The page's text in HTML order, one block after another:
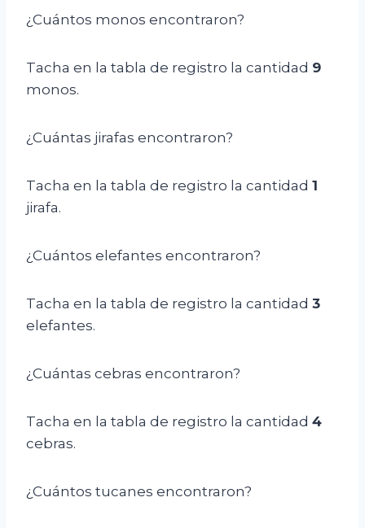
¿Cuántos monos encontraron?
Tacha en la tabla de registro la cantidad 9
monos.
¿Cuántas jirafas encontraron?
Tacha en la tabla de registro la cantidad 1
jirafa.
¿Cuántos elefantes encontraron?
Tacha en la tabla de registro la cantidad 3
elefantes.
¿Cuántas cebras encontraron?
Tacha en la tabla de registro la cantidad 4
cebras.
¿Cuántos tucanes encontraron?